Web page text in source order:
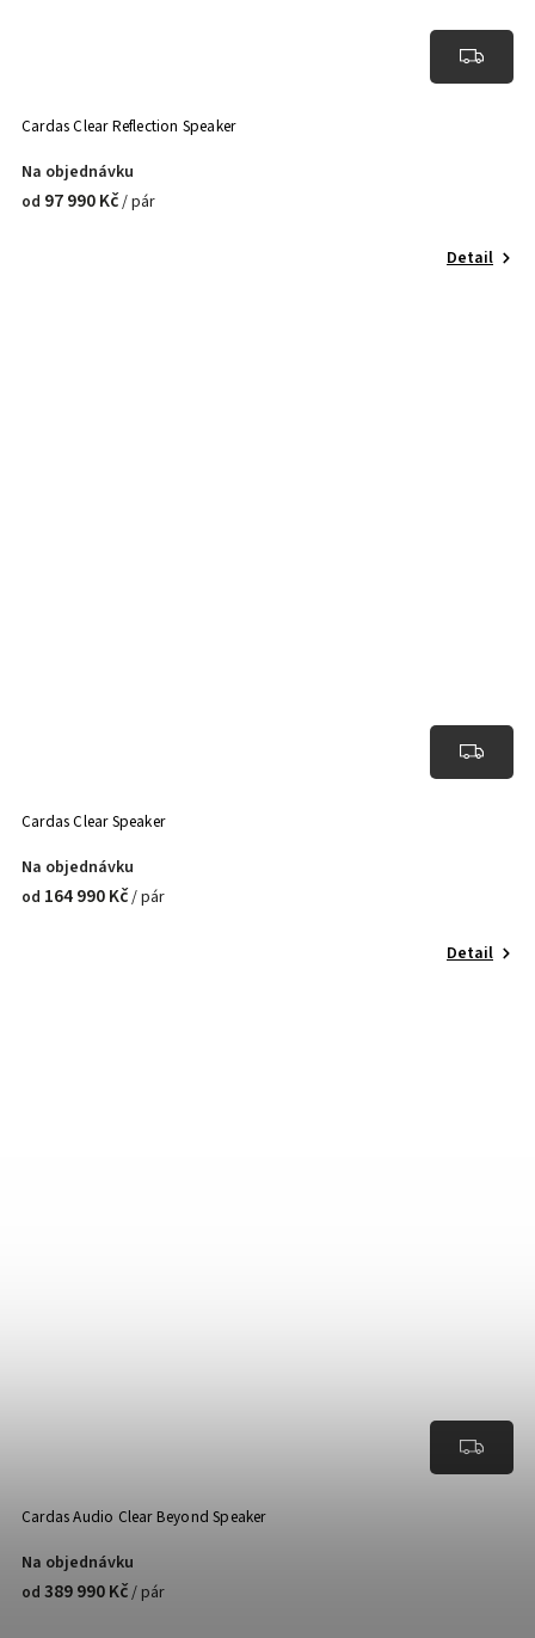
Cardas Clear Reflection Speaker
Na objednávku
od 97 990 Kč/ pár
Detail
Cardas Clear Speaker
Na objednávku
od 164 990 Kč/ pár
Detail
Cardas Audio Clear Beyond Speaker
Na objednávku
od 389 990 Kč/ pár